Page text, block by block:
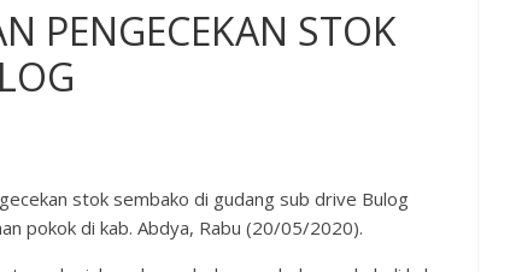
PENGECEKAN STOK
stok sembako di gudang sub drive Bulog
pokok di kab. Abdya, Rabu (20/05/2020).